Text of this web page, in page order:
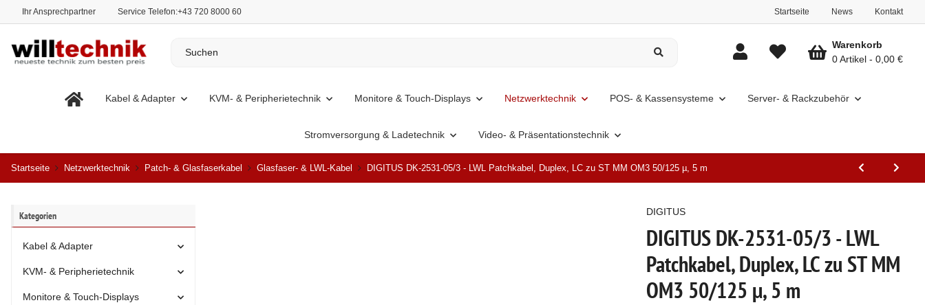
Ihr Ansprechpartner Service Telefon:+43 720 8000 60 Startseite News Kontakt
Kabel & Adapter KVM- & Peripherietechnik Monitore & Touch-Displays Netzwerktechnik POS- & Kassensysteme Server- & Rackzubehör
Stromversorgung & Ladetechnik Video- & Präsentationstechnik
Warenkorb
0 Artikel
0,00 €
Startseite Netzwerktechnik Patch- & Glasfaserkabel Glasfaser- & LWL-Kabel DIGITUS DK-2531-05/3 - LWL Patchkabel, Duplex, LC zu ST MM OM3 50/125 µ, 5 m
DIGITUS DK-2531-05/3 - LWL
Patchkabel, Duplex, LC zu ST MM
OM3 50/125 µ, 5 m
DIGITUS
Kategorien
Kabel & Adapter
KVM- & Peripherietechnik
Monitore & Touch-Displays